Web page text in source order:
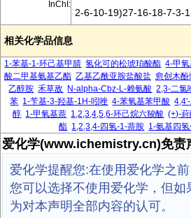
InChI:
2-6-10-19)27-16-18-7-3-
相关化学品信息
1-苯基-1-环己基甲腈 氢化可的松琥珀酸酯 4-甲
酸二甲基氨基乙酯 乙基乙酰亚胺盐酸盐 愈创木酚
乙醇胺 禾草敌 N-alpha-Cbz-L-赖氨酸 2,3-二氯
苯 1-苄基-3-羟基-1H-吲唑 4-苯氧基苯甲酸
醇 1-甲氧基萘 1,2,3,4,5,6-环己烷六羧酸 (+)-
酯 1,2,3,4-四氢-1-萘胺 1-氨基四
爱化学(www.ichemistry.cn)免责
爱化学提醒您:在使用爱化学之
您可以选择不使用爱化学，但
为对本声明全部内容的认可。